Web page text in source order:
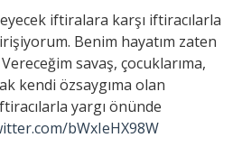
iftiralara karşı iftiracılarla
Benim hayatım zaten
savaş, çocuklarıma,
kendi özsaygıma olan
yargı önünde
bWxIeHX98W